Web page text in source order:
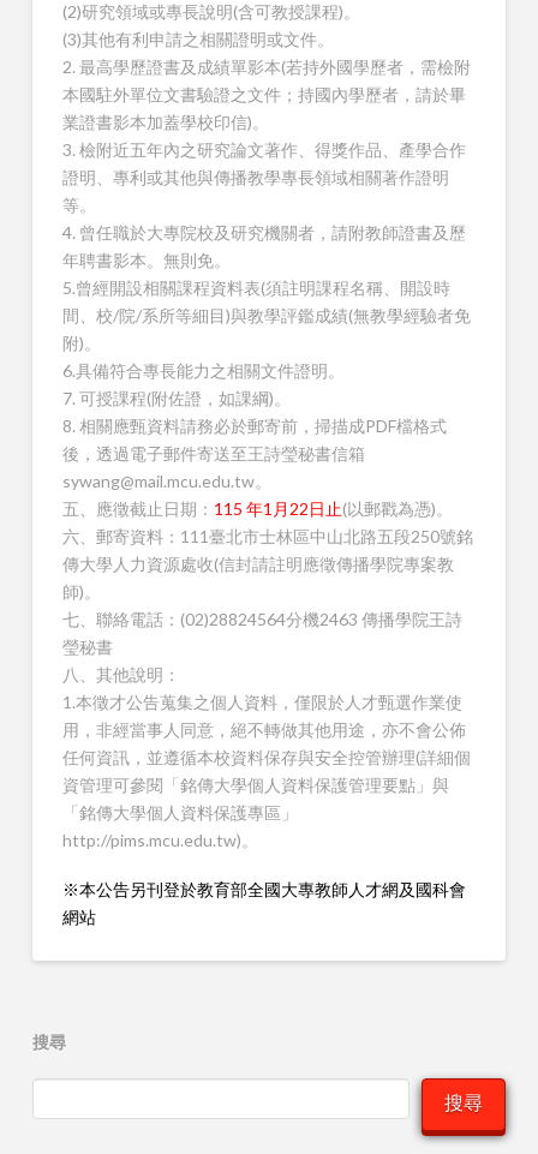
(2)研究領域或專長說明(含可教授課程)。
(3)其他有利申請之相關證明或文件。
2. 最高學歷證書及成績單影本(若持外國學歷者，需檢附
本國駐外單位文書驗證之文件；持國內學歷者，請於畢
業證書影本加蓋學校印信)。
3. 檢附近五年內之研究論文著作、得獎作品、產學合作
證明、專利或其他與傳播教學專長領域相關著作證明
等。
4. 曾任職於大專院校及研究機關者，請附教師證書及歷
年聘書影本。無則免。
5.曾經開設相關課程資料表(須註明課程名稱、開設時
間、校/院/系所等細目)與教學評鑑成績(無教學經驗者免
附)。
6.具備符合專長能力之相關文件證明。
7. 可授課程(附佐證，如課綱)。
8. 相關應甄資料請務必於郵寄前，掃描成PDF檔格式
後，透過電子郵件寄送至王詩瑩秘書信箱
sywang@mail.mcu.edu.tw。
五、應徵截止日期： 115 年1月22日止(以郵戳為憑)。
六、郵寄資料：111臺北市士林區中山北路五段250號銘
傳大學人力資源處收(信封請註明應徵傳播學院專案教
師)。
七、聯絡電話：(02)28824564分機2463 傳播學院王詩
瑩秘書
八、其他說明：
1.本徵才公告蒐集之個人資料，僅限於人才甄選作業使
用，非經當事人同意，絕不轉做其他用途，亦不會公佈
任何資訊，並遵循本校資料保存與安全控管辦理(詳細個
資管理可參閱「銘傳大學個人資料保護管理要點」與
「銘傳大學個人資料保護專區」
http://pims.mcu.edu.tw)。
※本公告另刊登於教育部全國大專教師人才網及國科會
網站
搜尋
搜尋